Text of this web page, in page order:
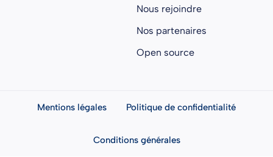
Nous rejoindre
Nos partenaires
Open source
Mentions légales Politique de confidentialité
Conditions générales